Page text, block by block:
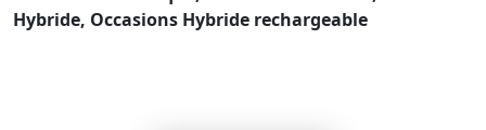
Hybride, Occasions Hybride rechargeable